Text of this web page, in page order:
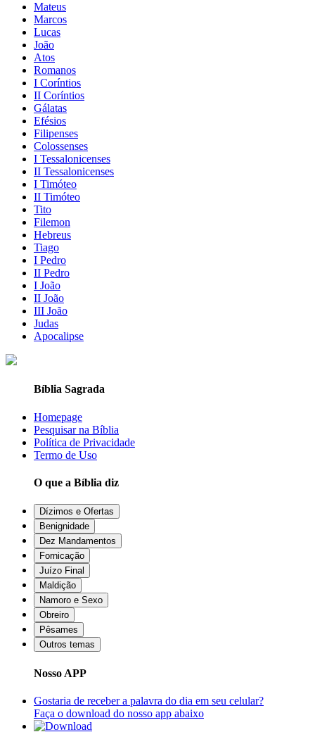
Mateus
Marcos
Lucas
João
Atos
Romanos
I Coríntios
II Coríntios
Gálatas
Efésios
Filipenses
Colossenses
I Tessalonicenses
II Tessalonicenses
I Timóteo
II Timóteo
Tito
Filemon
Hebreus
Tiago
I Pedro
II Pedro
I João
II João
III João
Judas
Apocalipse
Bíblia Sagrada
Homepage
Pesquisar na Bíblia
Política de Privacidade
Termo de Uso
O que a Bíblia diz
Dízimos e Ofertas
Benignidade
Dez Mandamentos
Fornicação
Juízo Final
Maldição
Namoro e Sexo
Obreiro
Pêsames
Outros temas
Nosso APP
Gostaria de receber a palavra do dia em seu celular?
Faça o download do nosso app abaixo